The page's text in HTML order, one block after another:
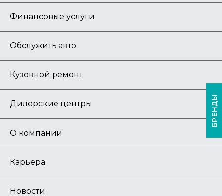
Финансовые услуги
Обслужить авто
Кузовной ремонт
Дилерские центры
О компании
Карьера
Новости
БРЕНДЫ